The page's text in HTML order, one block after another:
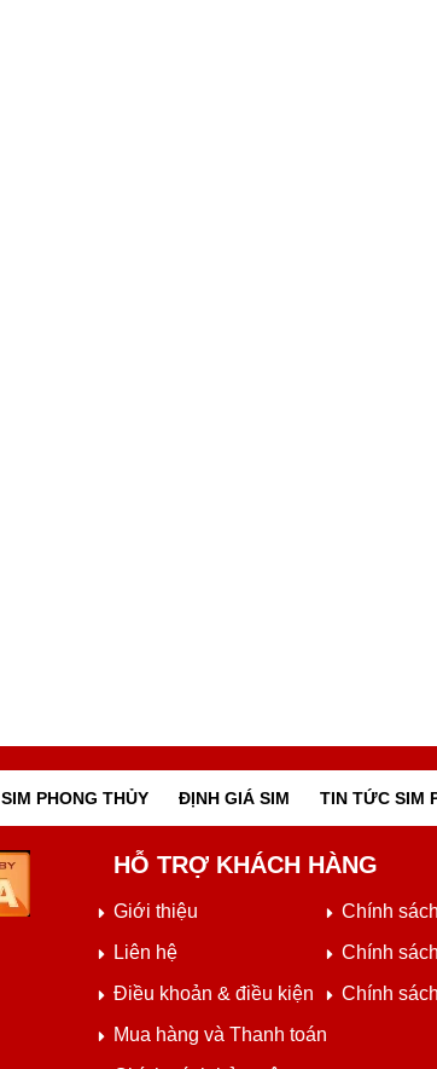
SIM PHONG THỦY ĐỊNH GIÁ SIM TIN TỨC SIM
HỖ TRỢ KHÁCH HÀNG
Giới thiệu
Liên hệ
Điều khoản & điều kiện
Mua hàng và Thanh toán
Chính
Chính
Chính